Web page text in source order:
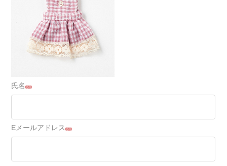
氏名必須
Eメールアドレス必須